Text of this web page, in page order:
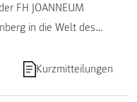
FH JOANNEUM
in die Welt des
Kurzmitteilungen